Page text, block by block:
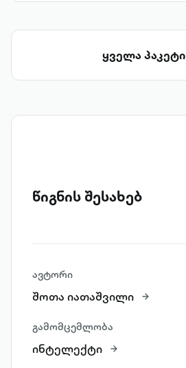
ყველა პაკეტი
წიგნის შესახებ
ავტორი
შოთა იათაშვილი
გამომცემლობა
ინტელექტი